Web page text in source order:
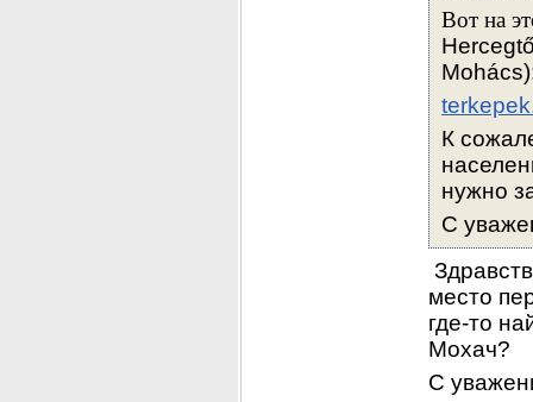
Mohács)
К
нужно
С
место
где-то
Мохач?
С